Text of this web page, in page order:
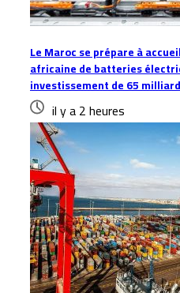
Le Maroc se prépare à
africaine de batteries
investissement de 65
il y a 2 heures